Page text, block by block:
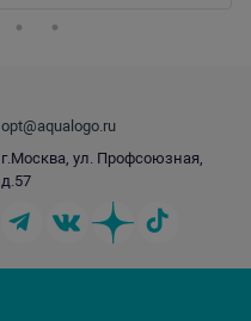
opt@aqualogo.ru
г.Москва, ул. Профсоюзная,
д.57